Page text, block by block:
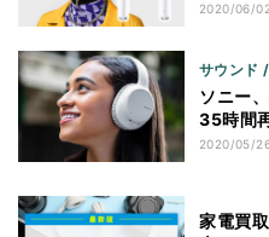
2020/06/
サウンド
ソニー
35時間
2020/05/
家電買